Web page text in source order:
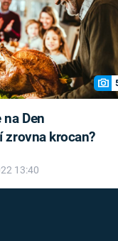
Den
zrovna krocan?
13:40